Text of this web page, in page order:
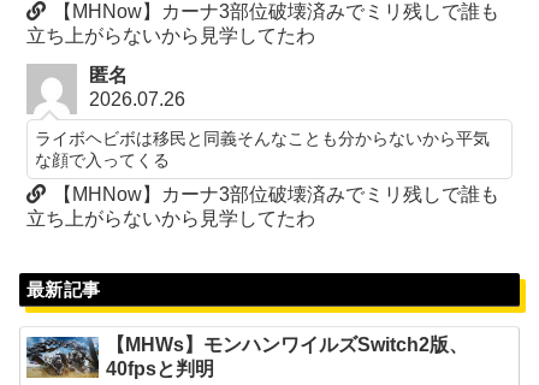
【MHNow】カーナ3部位破壊済みでミリ残しで誰も
立ち上がらないから見学してたわ
匿名
2026.07.26
ライボヘビボは移民と同義そんなことも分からないから平気
な顔で入ってくる
【MHNow】カーナ3部位破壊済みでミリ残しで誰も
立ち上がらないから見学してたわ
最新記事
【MHWs】モンハンワイルズSwitch2版、
40fpsと判明